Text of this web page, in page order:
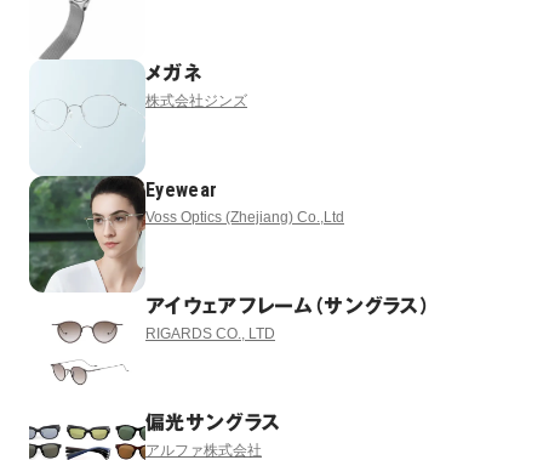
メガネ
株式会社ジンズ
Eyewear
Voss Optics (Zhejiang) Co.,Ltd
アイウェアフレーム（サングラス）
RIGARDS CO., LTD
偏光サングラス
アルファ株式会社